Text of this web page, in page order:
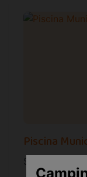
Piscina
Situada no